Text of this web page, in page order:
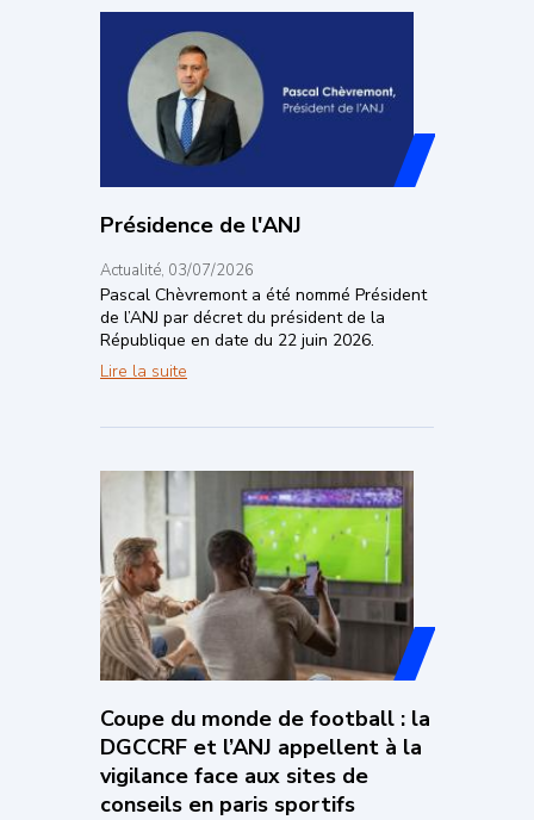
Présidence de l'ANJ
Actualité, 03/07/2026
Pascal Chèvremont a été nommé Président
de l’ANJ par décret du président de la
République en date du 22 juin 2026.
Lire la suite
Coupe du monde de football : la
DGCCRF et l’ANJ appellent à la
vigilance face aux sites de
conseils en paris sportifs